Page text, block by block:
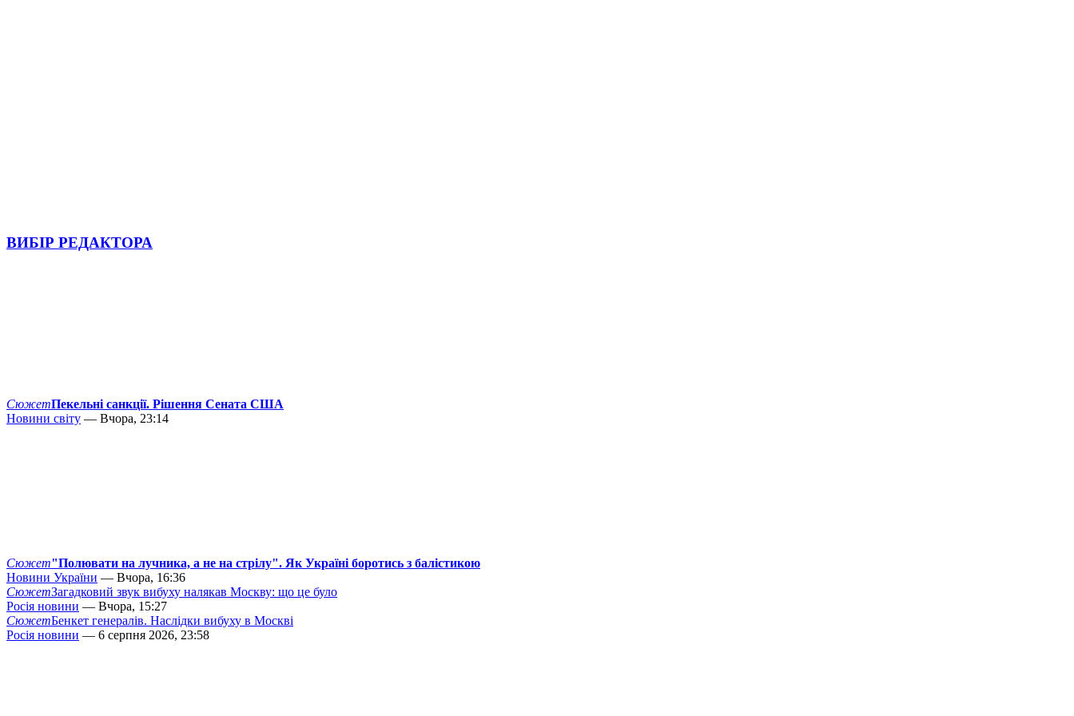
ВИБІР РЕДАКТОРА
СюжетПекельні санкції. Рішення Сената США
Новини світу — Вчора, 23:14
Сюжет"Полювати на лучника, а не на стрілу". Як Україні боротись з балістикою
Новини України — Вчора, 16:36
СюжетЗагадковий звук вибуху налякав Москву: що це було
Росія новини — Вчора, 15:27
СюжетБенкет генералів. Наслідки вибуху в Москві
Росія новини — 6 серпня 2026, 23:58